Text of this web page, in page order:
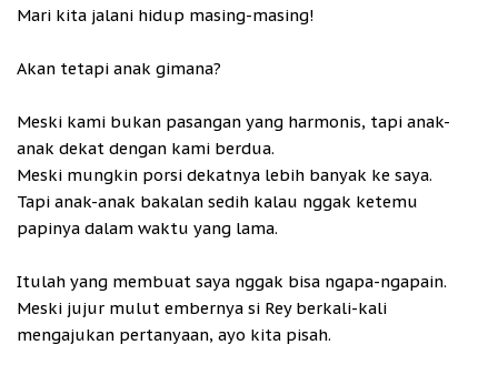
Mari kita jalani hidup masing-masing!
Akan tetapi anak gimana?
Meski kami bukan pasangan yang harmonis, tapi anak-
anak dekat dengan kami berdua.
Meski mungkin porsi dekatnya lebih banyak ke saya.
Tapi anak-anak bakalan sedih kalau nggak ketemu
papinya dalam waktu yang lama.
Itulah yang membuat saya nggak bisa ngapa-ngapain.
Meski jujur mulut embernya si Rey berkali-kali
mengajukan pertanyaan, ayo kita pisah.